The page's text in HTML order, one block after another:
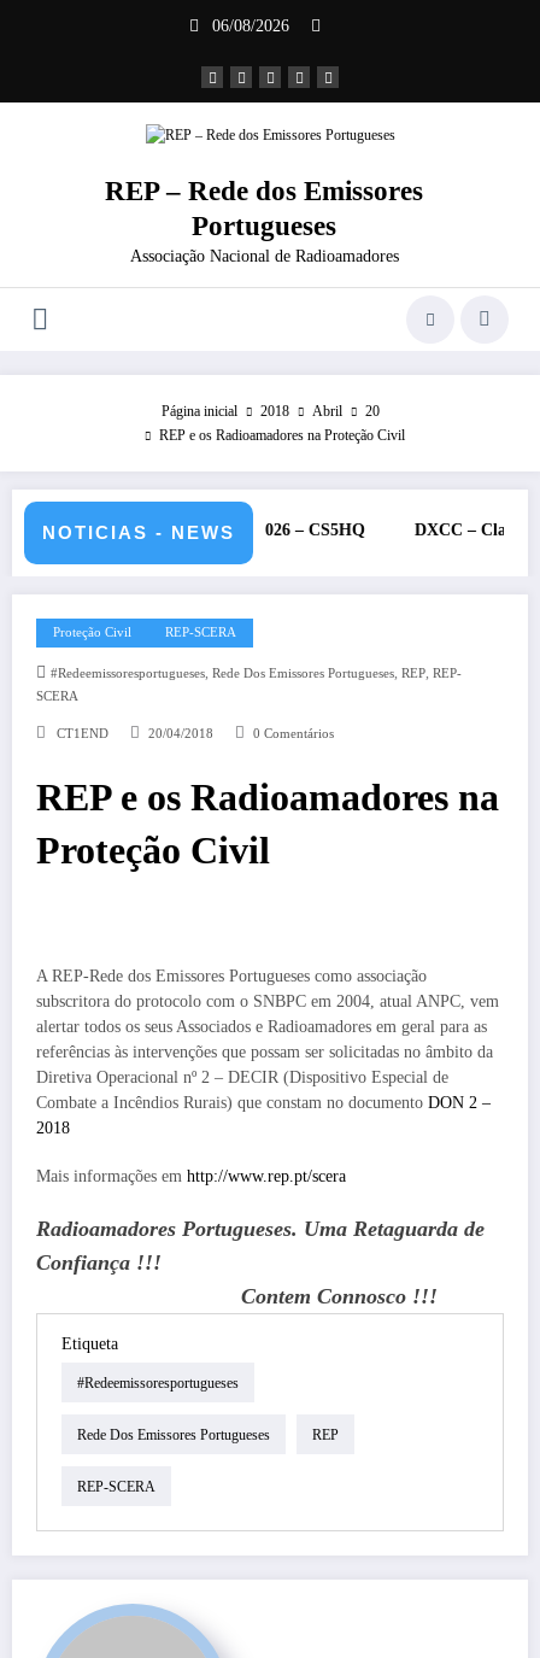
06/08/2026
REP – Rede dos Emissores
Portugueses
Associação Nacional de Radioamadores
Página inicial 2018 Abril
20
REP e os Radioamadores na Proteção Civil
NOTICIAS - NEWS
– 11 e 12 de julho de 2026 – CS5HQ DXCC – Classificação
Proteção Civil REP-SCERA
#redeemissoresportugueses, Rede Dos Emissores Portugueses, REP, REP-
SCERA
CT1END 20/04/2018 0 Comentários
REP e os Radioamadores na
Proteção Civil
A REP-Rede dos Emissores Portugueses como associação
subscritora do protocolo com o SNBPC em 2004, atual ANPC, vem
alertar todos os seus Associados e Radioamadores em geral para as
referências às intervenções que possam ser solicitadas no âmbito da
Diretiva Operacional nº 2 – DECIR (Dispositivo Especial de
Combate a Incêndios Rurais) que constam no documento DON 2 –
2018
Mais informações em http://www.rep.pt/scera
Radioamadores Portugueses. Uma Retaguarda de
Confiança !!!
Contem Connosco !!!
Etiqueta
#redeemissoresportugueses
Rede Dos Emissores Portugueses REP
REP-SCERA